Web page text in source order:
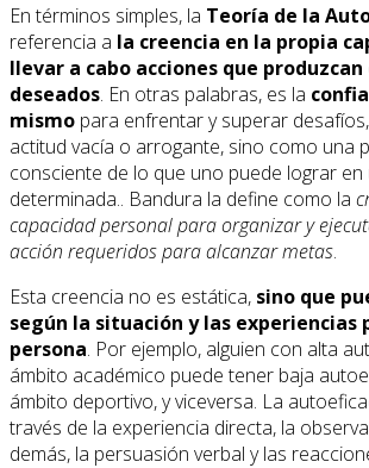
En términos simples, la Teoría de la
referencia a la creencia en la propia
llevar a cabo acciones que
deseados. En otras palabras, es la
mismo para enfrentar y superar
actitud vacía o arrogante, sino como una
consciente de lo que uno puede lograr en
determinada.. Bandura la define como la
capacidad personal para organizar y
acción requeridos para alcanzar metas.
Esta creencia no es estática, sino que
según la situación y las experiencias
persona. Por ejemplo, alguien con alta
ámbito académico puede tener baja
ámbito deportivo, y viceversa. La
través de la experiencia directa, la
demás, la persuasión verbal y las